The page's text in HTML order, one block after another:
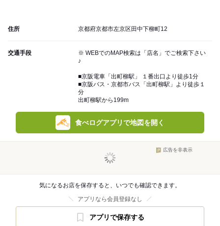
住所 京都府京都市左京区田中下柳町12
交通手段
※ WEBでのMAP検索は「店名」でご検索下さい
♪
■京阪電車「出町柳駅」 １番出口より徒歩1分
■京阪バス・京都市バス「出町柳駅」より徒歩１
分
出町柳駅から199m
食べログアプリで地図を開く
広告を非表示
気になるお店を保存すると、いつでも確認できます。
アプリなら会員登録なし
アプリで保存する